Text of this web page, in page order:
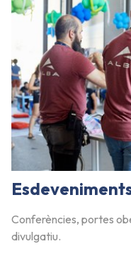
Conferències, portes
divulgatiu.